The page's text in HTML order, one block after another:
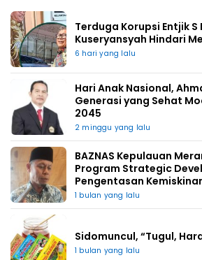
Terduga Korupsi Entjik
Kuseryansyah Hindari
6 hari yang lalu
Hari Anak Nasional,
Generasi yang Sehat
2045
2 minggu yang lalu
BAZNAS Kepulauan
Program Strategic
Pengentasan
1 bulan yang lalu
Sidomuncul, “Tugul,
1 bulan yang lalu